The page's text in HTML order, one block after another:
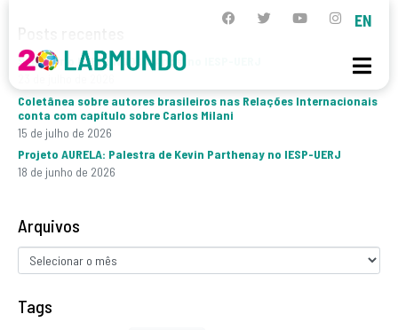
EN
Seminário LABMUNDO 20 Anos, no IESP-UERJ
Coletânea sobre autores brasileiros nas Relações Internacionais
conta com capítulo sobre Carlos Milani
15 de julho de 2026
Projeto AURELA: Palestra de Kevin Parthenay no IESP-UERJ
18 de junho de 2026
Arquivos
Tags